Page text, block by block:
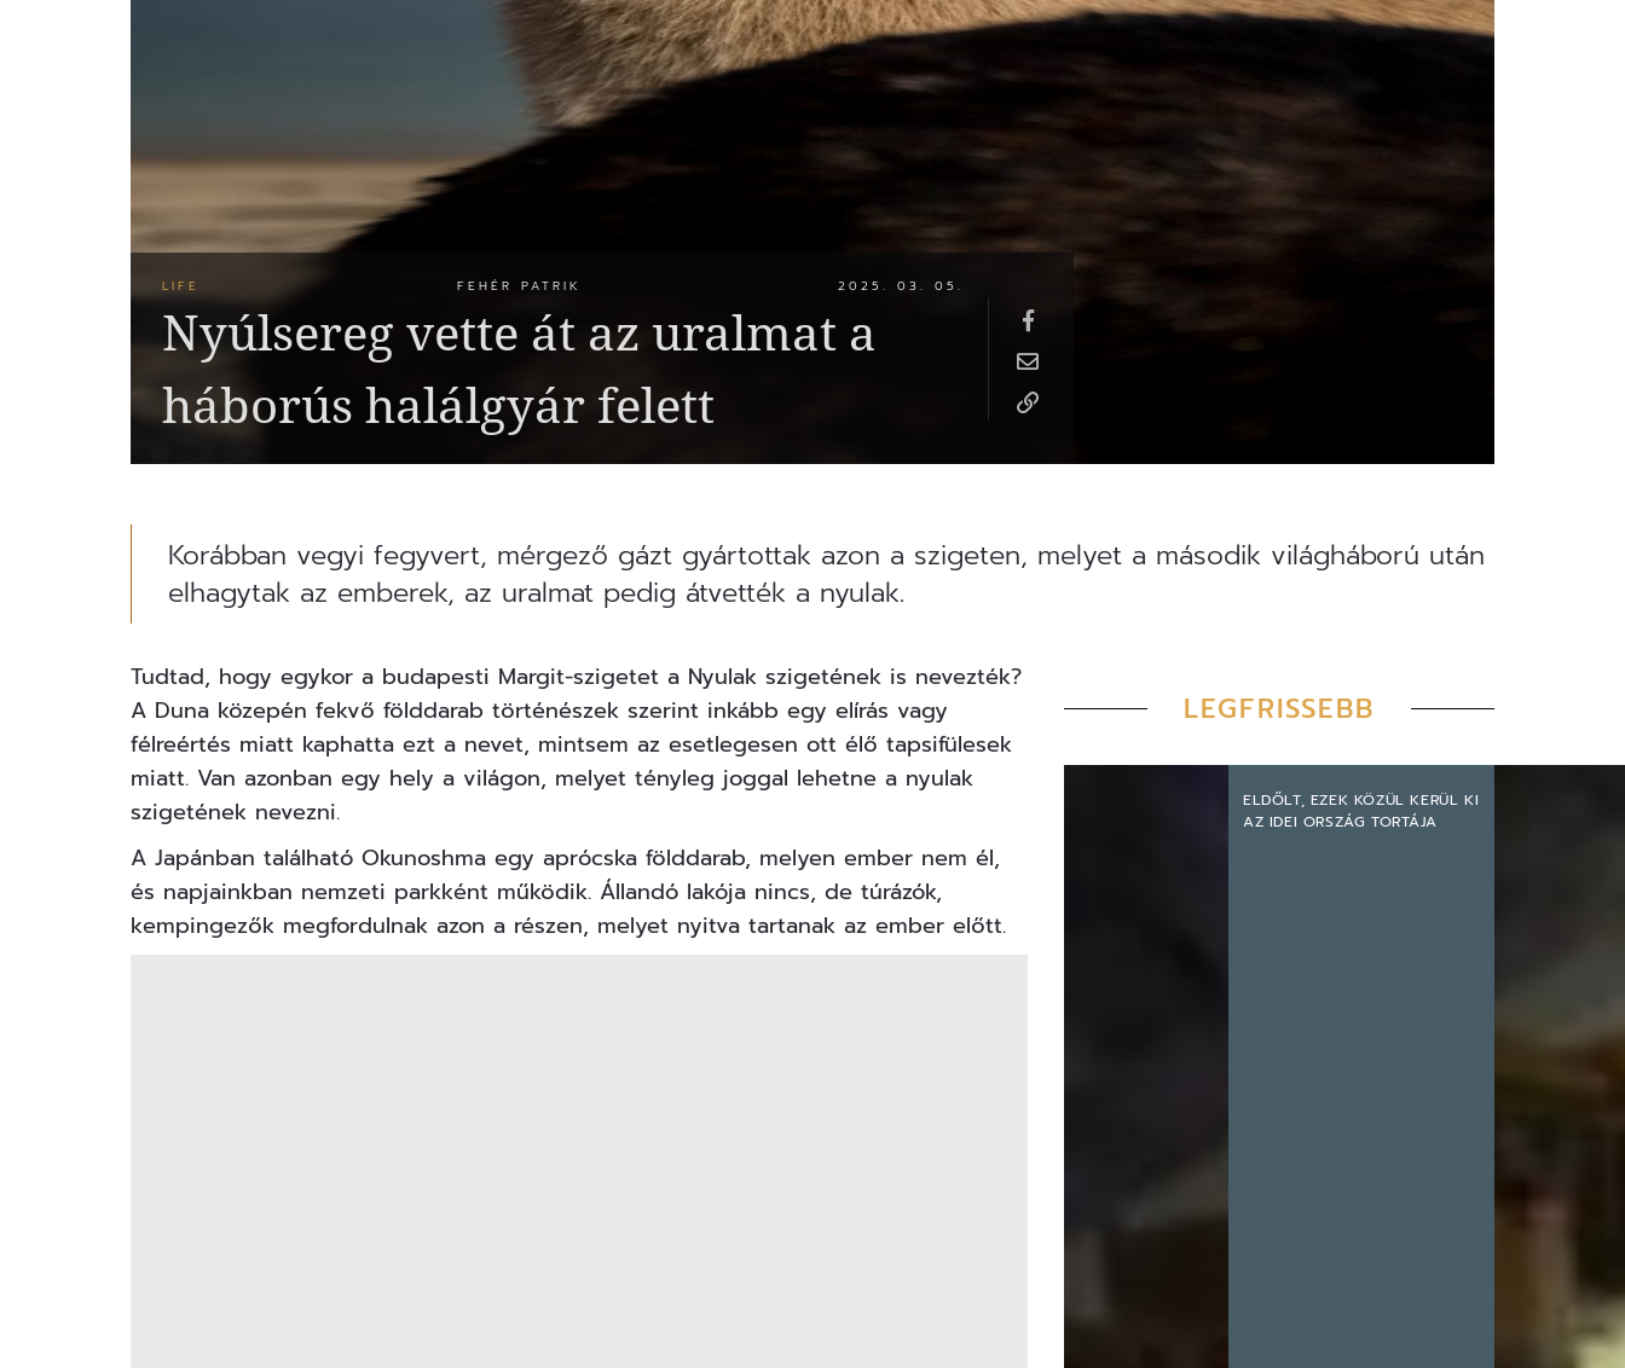
LIFE FEHÉR PATRIK 2025. 03. 05.
Nyúlsereg vette át az uralmat a
háborús halálgyár felett
Korábban vegyi fegyvert, mérgező gázt gyártottak azon a szigeten, melyet a második világháború után
elhagytak az emberek, az uralmat pedig átvették a nyulak.
Tudtad, hogy egykor a budapesti Margit-szigetet a Nyulak szigetének is nevezték?
A Duna közepén fekvő földdarab történészek szerint inkább egy elírás vagy
félreértés miatt kaphatta ezt a nevet, mintsem az esetlegesen ott élő tapsifülesek
miatt. Van azonban egy hely a világon, melyet tényleg joggal lehetne a nyulak
szigetének nevezni.
A Japánban található Okunoshma egy aprócska földdarab, melyen ember nem él,
és napjainkban nemzeti parkként működik. Állandó lakója nincs, de túrázók,
kempingezők megfordulnak azon a részen, melyet nyitva tartanak az ember előtt.
LEGFRISSEBB
ELDŐLT, EZEK KÖZÜL KERÜL KI
AZ IDEI ORSZÁG TORTÁJA